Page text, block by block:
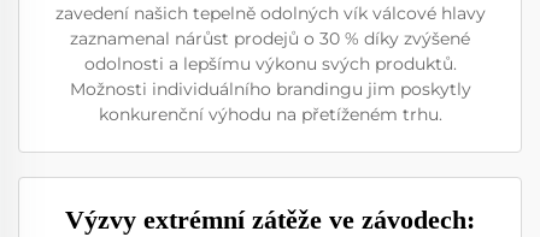
zavedení našich tepelně odolných vík válcové hlavy
zaznamenal nárůst prodejů o 30 % díky zvýšené
odolnosti a lepšímu výkonu svých produktů.
Možnosti individuálního brandingu jim poskytly
konkurenční výhodu na přetíženém trhu.
Výzvy extrémní zátěže ve závodech: